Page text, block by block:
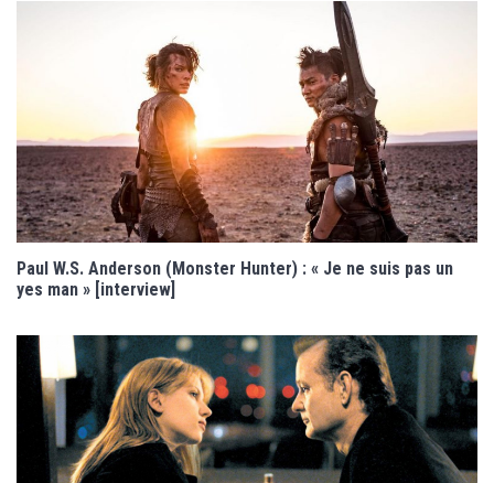
Paul W.S. Anderson (Monster Hunter) : « Je ne suis pas un
yes man » [interview]